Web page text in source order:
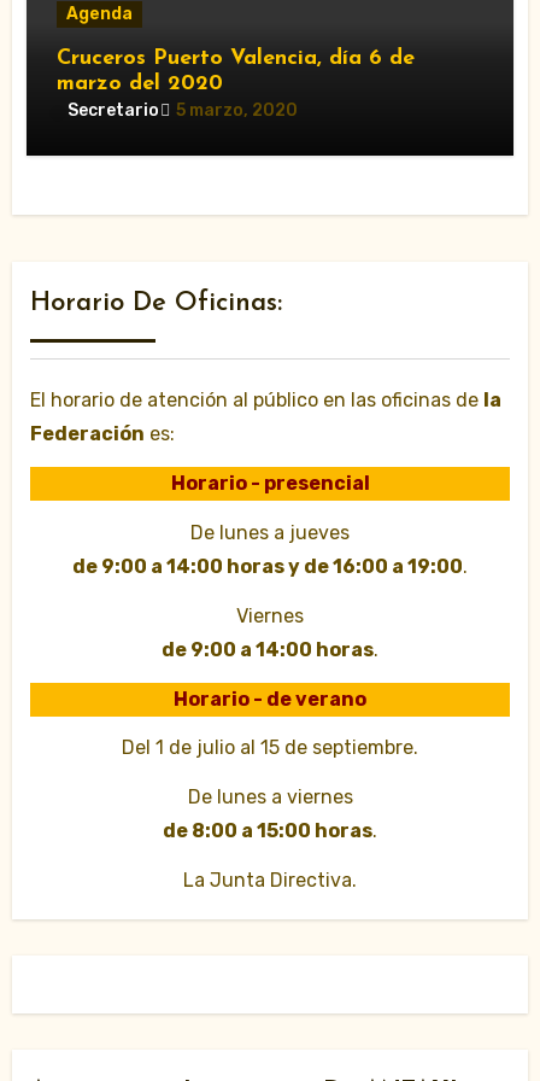
Agenda
Cruceros Puerto Valencia, día 6 de
marzo del 2020
Secretario 5 marzo, 2020
Horario De Oficinas:
El horario de atención al público en las oficinas de la
Federación es:
Horario - presencial
De lunes a jueves
de 9:00 a 14:00 horas y de 16:00 a 19:00.
Viernes
de 9:00 a 14:00 horas.
Horario - de verano
Del 1 de julio al 15 de septiembre.
De lunes a viernes
de 8:00 a 15:00 horas.
La Junta Directiva.